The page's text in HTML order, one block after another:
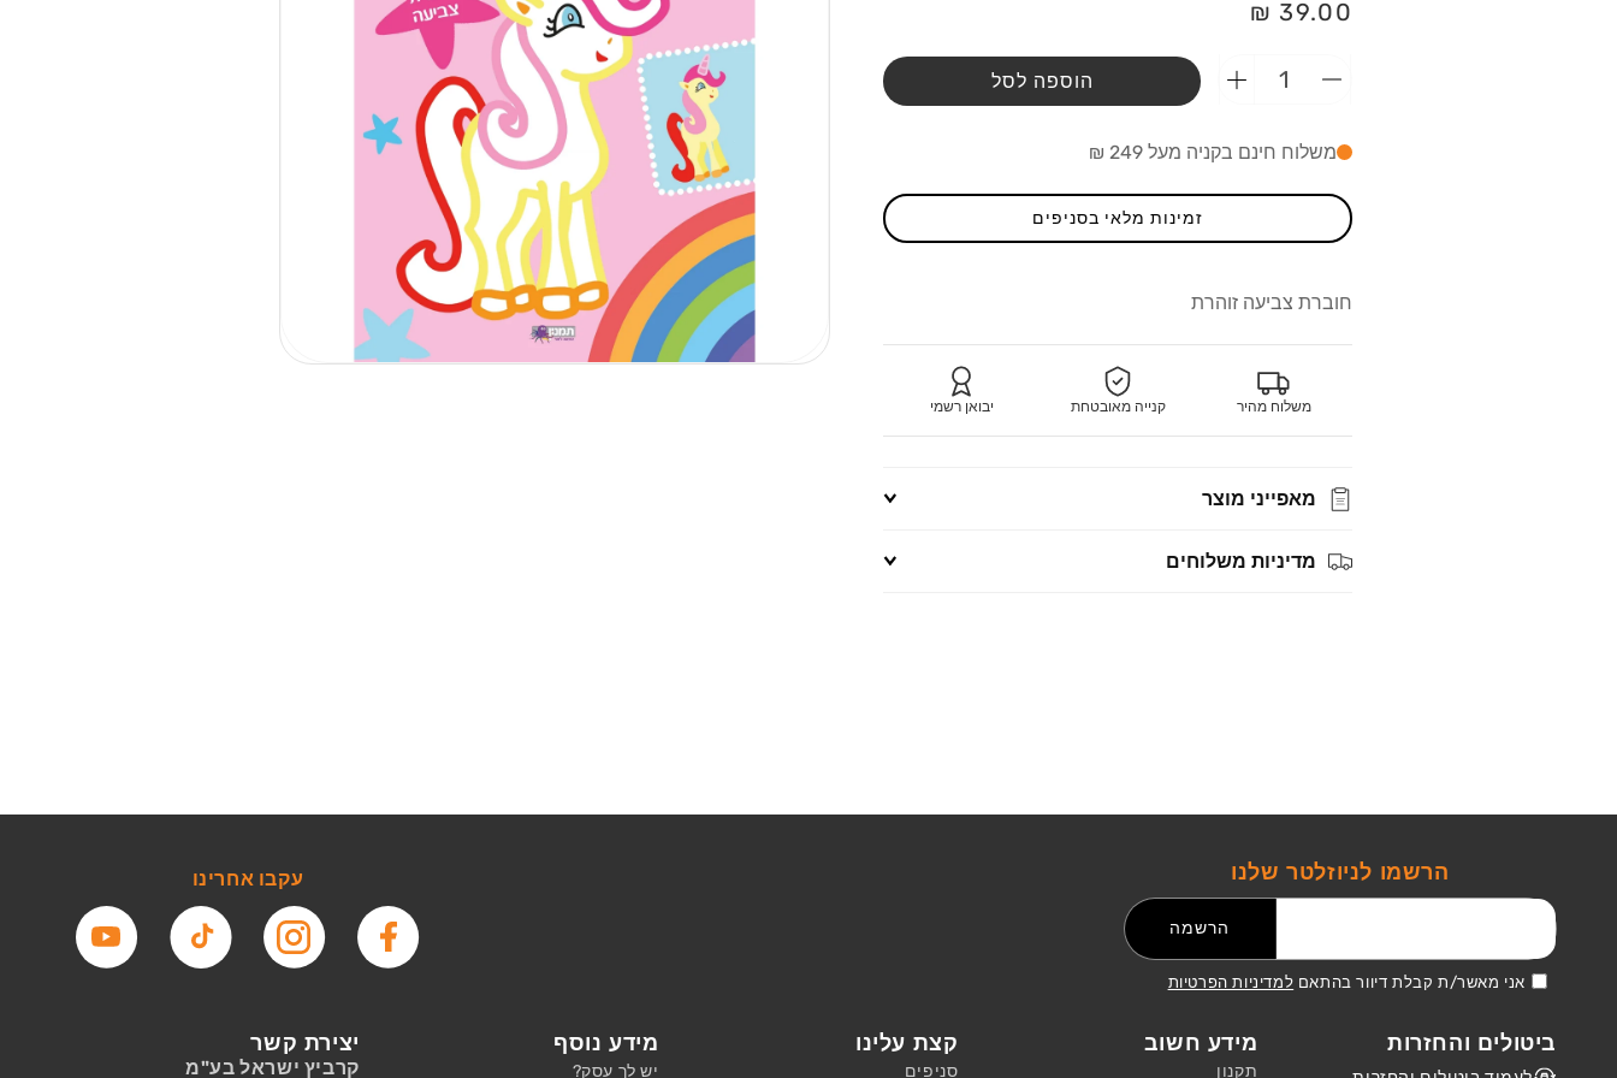
מחיר
39.00 ₪
הפחתת
מ-חדי
קרן
זוהרים
חוברת
כחול
הוספת
קרן
זוהרים
חוברת
כחול
הוספה לסל
משלוח חינם בקניה מעל 249 ₪
זמינות מלאי בסניפים
חוברת צביעה זוהרת
משלוח מהיר קנייה מאובטחת יבואן רשמי
מאפייני מוצר
מדיניות משלוחים
הרשמו לניוזלטר שלנו
הרשמה
אני מאשר/ת קבלת דיוור בהתאם למדיניות הפרטיות
עקבו אחרינו
פייסבוק אינסטגרם טיקטוק יוטיוב
ביטולים והחזרות מידע חשוב
תקנון
קצת עלינו
סניפים
מידע נוסף
יש לך עסק?
יצירת קשר
קרביץ ישראל בע"מ